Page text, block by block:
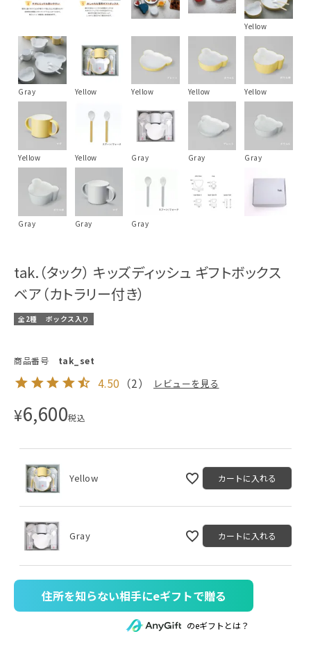
Yellow
Gray Yellow Yellow Yellow Yellow
Yellow Yellow Gray Gray Gray
Gray Gray Gray
tak.（タック） キッズディッシュ ギフトボックス
ベア（カトラリー付き）
全2種 ボックス入り
商品番号 tak_set
4.50 （2） レビューを見る
¥6,600税込
Yellow カートに入れる
Gray カートに入れる
住所を知らない相手にeギフトで贈る
のeギフトとは？